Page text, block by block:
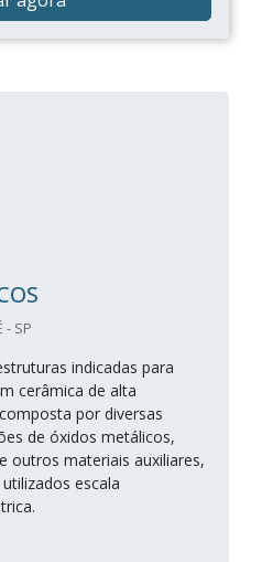
- SP
indicadas para
cerâmica de alta
por diversas
de óxidos metálicos,
outros materiais auxiliares,
escala